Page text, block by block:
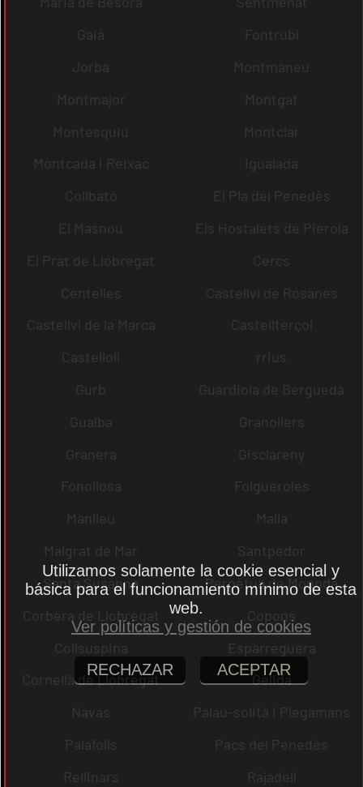
Gaià
Fontrubí
Jorba
Montmaneu
Montmajor
Montgat
Montesquiu
Montclar
Montcada i Reixac
Igualada
Collbató
El Pla del Penedès
El Masnou
Els Hostalets de Pierola
El Prat de Llobregat
Cercs
Centelles
Castellví de Rosanes
Castellví de la Marca
Castellterçol
Castellolí
rrius
Gurb
Guardiola de Berguedà
Gualba
Granollers
Granera
Gisclareny
Fonollosa
Folgueroles
Manlleu
Malla
Malgrat de Mar
Santpedor
Santa Susanna
Perpètua de Mogoda
Corbera de Llobregat
Copons
Collsuspina
Esparreguera
Cornellà de Llobregat
Gelida
Navas
Palau-solità i Plegamans
Palafolls
Pacs del Penedès
Rellinars
Rajadell
Utilizamos solamente la cookie esencial y
básica para el funcionamiento mínimo de esta
web.
Ver políticas y gestión de cookies
RECHAZAR ACEPTAR